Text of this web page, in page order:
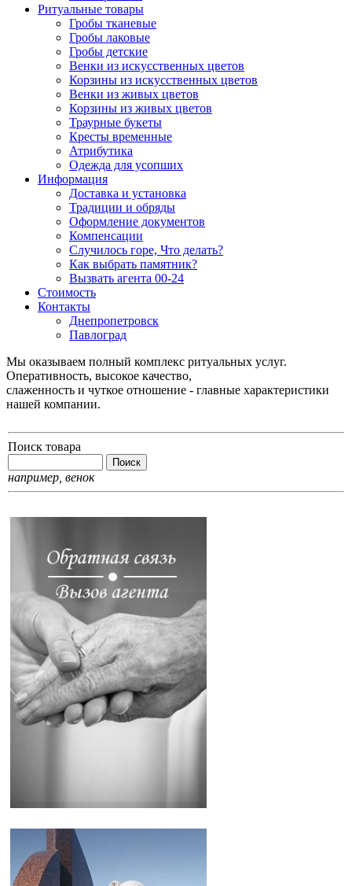
Ритуальные товары
Гробы тканевые
Гробы лаковые
Гробы детские
Венки из искусственных цветов
Корзины из искусственных цветов
Венки из живых цветов
Корзины из живых цветов
Траурные букеты
Кресты временные
Атрибутика
Одежда для усопших
Информация
Доставка и установка
Традиции и обряды
Оформление документов
Компенсации
Случилось горе, Что делать?
Как выбрать памятник?
Вызвать агента 00-24
Стоимость
Контакты
Днепропетровск
Павлоград
Мы оказываем полный комплекс ритуальных услуг.
Оперативность, высокое качество,
слаженность и чуткое отношение - главные характеристики
нашей компании.
Поиск товара
например, венок